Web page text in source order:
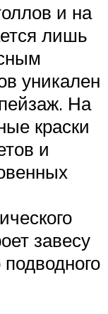
и на
лишь
уникален
На
краски
и
завесу